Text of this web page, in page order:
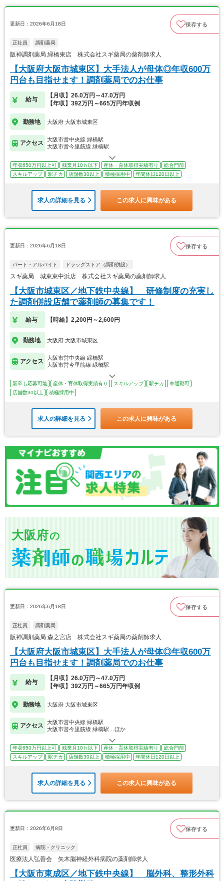
更新日：2026年6月18日 保存する
正社員 調剤薬局
阪神調剤薬局 緑橋東店 株式会社スギ薬局の薬剤師求人
【大阪府大阪市城東区】大手法人が母体◎年収600万
円台も目指せます！調剤薬局でのお仕事
給与
【月収】26.0万円～47.0万円
【年収】392万円～665万円年収例
勤務地 大阪府 大阪市城東区
アクセス
大阪市営中央線 緑橋駅
大阪市営今里筋線 緑橋駅
年収650万円以上可 残業月10ｈ以下 産休・育休取得実績有り
総合門前
スキルアップ
駅チカ 店舗数30以上 積極採用中 年間休日120日以上
求人の詳細を見る この求人に興味がある
更新日：2026年6月18日 保存する
パート・アルバイト ドラッグストア（調剤併設）
スギ薬局 城東東中浜店 株式会社スギ薬局の薬剤師求人
【大阪市城東区／地下鉄中央線】 研修制度の充実し
た調剤併設店舗で薬剤師の募集です！
給与 【時給】2,200円～2,600円
勤務地 大阪府 大阪市城東区
アクセス
大阪市営中央線 緑橋駅
大阪市営今里筋線 緑橋駅
新卒も応募可能 産休・育休取得実績有り スキルアップ 駅チカ
車通勤可
店舗数30以上
積極採用中
求人の詳細を見る この求人に興味がある
大阪府の
更新日：2026年6月18日 保存する
正社員 調剤薬局
阪神調剤薬局 森之宮店 株式会社スギ薬局の薬剤師求人
【大阪府大阪市城東区】大手法人が母体◎年収600万
円台も目指せます！調剤薬局でのお仕事
給与
【月収】26.0万円～47.0万円
【年収】392万円～665万円年収例
勤務地 大阪府 大阪市城東区
アクセス
大阪市営中央線 緑橋駅
大阪市営今里筋線 緑橋駅…ほか
年収650万円以上可 残業月10ｈ以下 産休・育休取得実績有り
総合門前
スキルアップ
駅チカ 店舗数30以上 積極採用中 年間休日120日以上
求人の詳細を見る この求人に興味がある
更新日：2026年6月8日 保存する
正社員 病院・クリニック
医療法人弘善会 矢木脳神経外科病院の薬剤師求人
【大阪市東成区／地下鉄中央線】 脳外科、整形外科